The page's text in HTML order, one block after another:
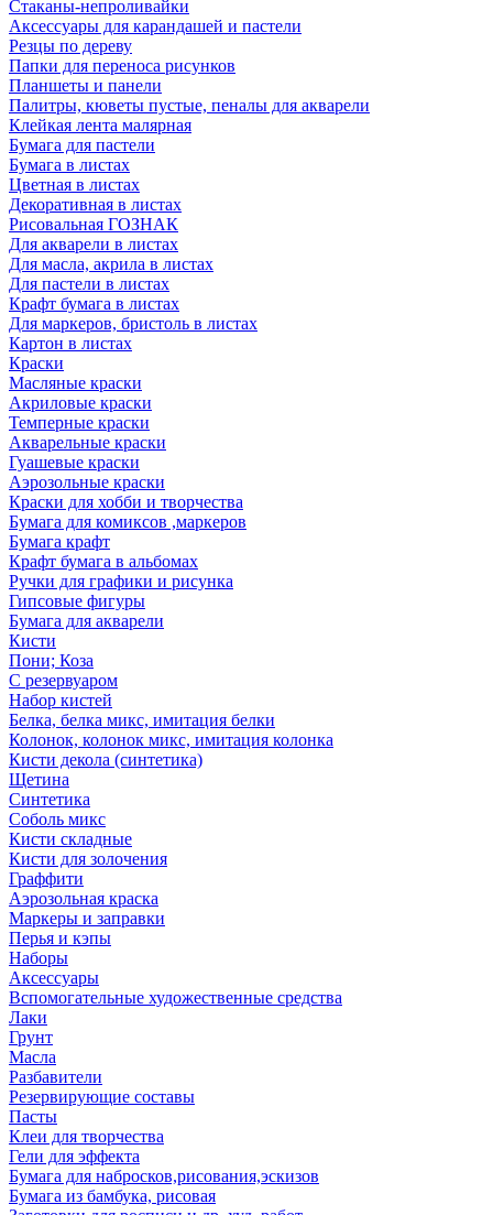
Стаканы-непроливайки
Аксессуары для карандашей и пастели
Резцы по дереву
Папки для переноса рисунков
Планшеты и панели
Палитры, кюветы пустые, пеналы для акварели
Клейкая лента малярная
Бумага для пастели
Бумага в листах
Цветная в листах
Декоративная в листах
Рисовальная ГОЗНАК
Для акварели в листах
Для масла, акрила в листах
Для пастели в листах
Крафт бумага в листах
Для маркеров, бристоль в листах
Картон в листах
Краски
Масляные краски
Акриловые краски
Темперные краски
Акварельные краски
Гуашевые краски
Аэрозольные краски
Краски для хобби и творчества
Бумага для комиксов ,маркеров
Бумага крафт
Крафт бумага в альбомах
Ручки для графики и рисунка
Гипсовые фигуры
Бумага для акварели
Кисти
Пони; Коза
С резервуаром
Набор кистей
Белка, белка микс, имитация белки
Колонок, колонок микс, имитация колонка
Кисти декола (синтетика)
Щетина
Синтетика
Соболь микс
Кисти складные
Кисти для золочения
Граффити
Аэрозольная краска
Маркеры и заправки
Перья и кэпы
Наборы
Аксессуары
Вспомогательные художественные средства
Лаки
Грунт
Масла
Разбавители
Резервирующие составы
Пасты
Клеи для творчества
Гели для эффекта
Бумага для набросков,рисования,эскизов
Бумага из бамбука, рисовая